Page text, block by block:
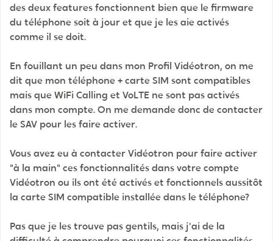
des deux features fonctionnent bien que le firmware
du téléphone soit à jour et que je les aie activés
comme il se doit.
En fouillant un peu dans mon Profil Vidéotron, on me
dit que mon téléphone + carte SIM sont compatibles
mais que WiFi Calling et VoLTE ne sont pas activés
dans mon compte. On me demande donc de contacter
le SAV pour les faire activer.
Vous avez eu à contacter Vidéotron pour faire activer
"à la main" ces fonctionnalités dans votre compte
Vidéotron ou ils ont été activés et fonctionnels aussitôt
la carte SIM compatible installée dans le téléphone?
Pas que je les trouve pas gentils, mais j'ai de la